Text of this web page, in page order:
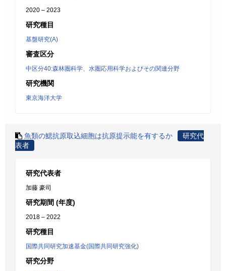
2020 – 2023
研究種目
基盤研究(A)
審査区分
中区分40:森林圏科学、水圏応用科学およびその関連分野
研究機関
東京海洋大学
魚類の鰓抗原取込細胞は抗原提示能を有するか
研究代
表者
研究代表者
加藤 豪司
研究期間 (年度)
2018 – 2022
研究種目
国際共同研究加速基金(国際共同研究強化)
研究分野